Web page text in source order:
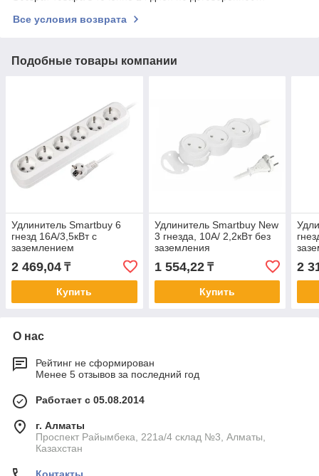
Все условия возврата
Подобные товары компании
Удлинитель Smartbuy 6
гнезд 16А/3,5кВт с
заземлением
2 469,04 ₸
Купить
Удлинитель Smartbuy New
3 гнезда, 10А/ 2,2кВт без
заземления
1 554,22₸
Купить
2
О нас
Рейтинг не сформирован
Менее 5 отзывов за последний год
Работает с 05.08.2014
г. Алматы
Проспект Райымбека, 221а/4 склад №3, Алматы,
Казахстан